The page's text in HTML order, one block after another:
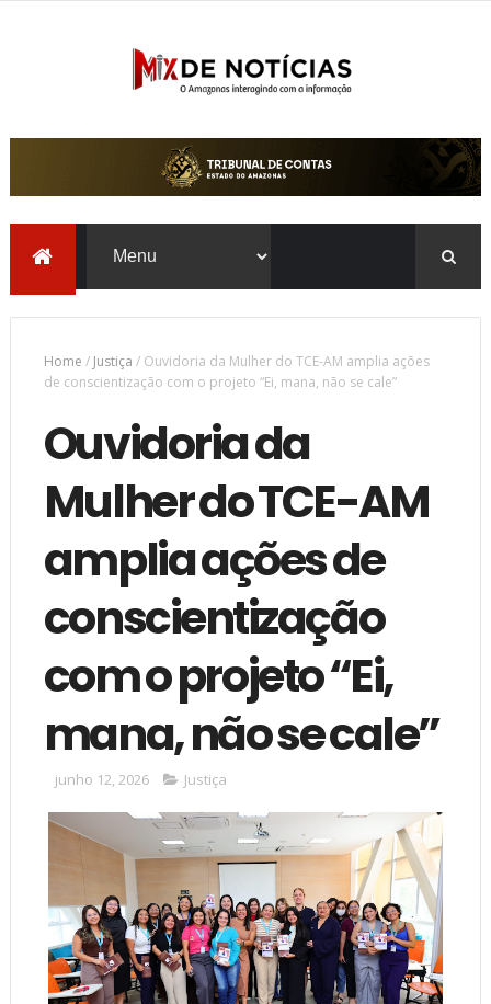
Home / Justiça / Ouvidoria da Mulher do TCE-AM amplia ações
de conscientização com o projeto “Ei, mana, não se cale”
Ouvidoria da
Mulher do TCE-AM
amplia ações de
conscientização
com o projeto “Ei,
mana, não se cale”
junho 12, 2026 Justiça